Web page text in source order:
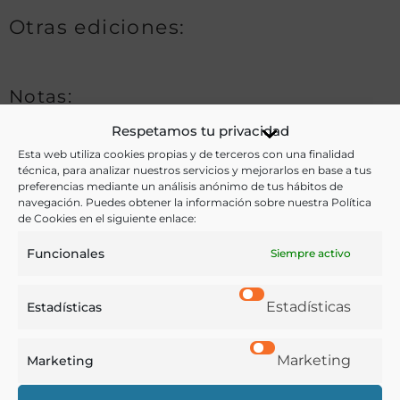
Respetamos tu privacidad
Esta web utiliza cookies propias y de terceros con una finalidad
técnica, para analizar nuestros servicios y mejorarlos en base a tus
preferencias mediante un análisis anónimo de tus hábitos de
navegación. Puedes obtener la información sobre nuestra Política
de Cookies en el siguiente enlace:
Funcionales Siempre activo
Estadísticas Estadísticas
Marketing Marketing
Otras ediciones:
Notas:
Ver más libros de estas materias:
Agricultura,Economía y Comercio,Historia,
Grano,Importación Legumbres,Semillas
COMPARTIR